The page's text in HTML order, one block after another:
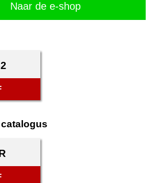
Naar de e-shop